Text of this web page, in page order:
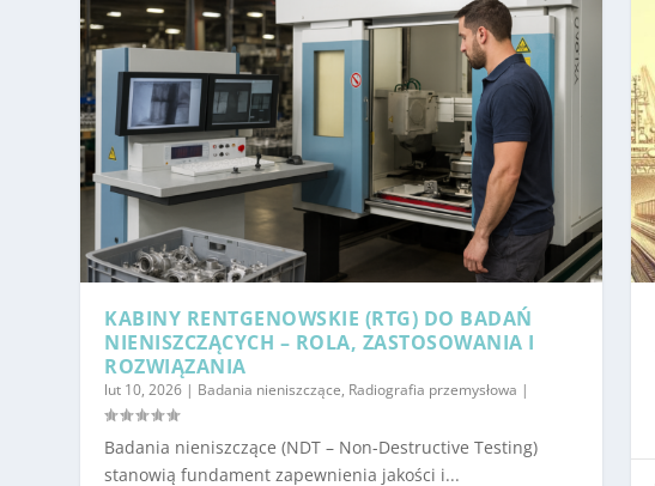
KABINY RENTGENOWSKIE (RTG) DO BADAŃ
NIENISZCZĄCYCH – ROLA, ZASTOSOWANIA I
ROZWIĄZANIA
lut 10, 2026 | Badania nieniszczące, Radiografia przemysłowa |
Badania nieniszczące (NDT – Non-Destructive Testing)
stanowią fundament zapewnienia jakości i...